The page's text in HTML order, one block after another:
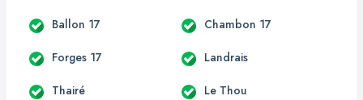
Ballon 17 Chambon 17
Forges 17 Landrais
Thairé Le Thou